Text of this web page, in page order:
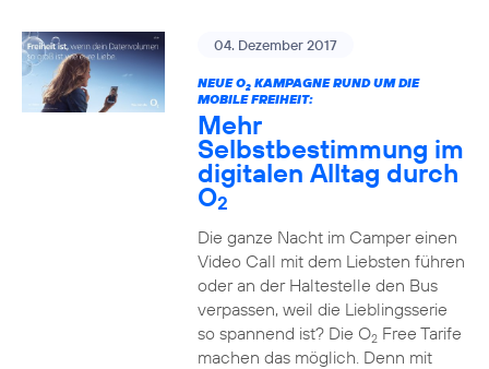
04. Dezember 2017
NEUE O2KAMPAGNE RUND UM DIE
MOBILE FREIHEIT:
Mehr
Selbstbestimmung im
digitalen Alltag durch
O2
Die ganze Nacht im Camper einen
Video Call mit dem Liebsten führen
oder an der Haltestelle den Bus
verpassen, weil die Lieblingsserie
so spannend ist? Die O2Free Tarife
machen das möglich. Denn mit